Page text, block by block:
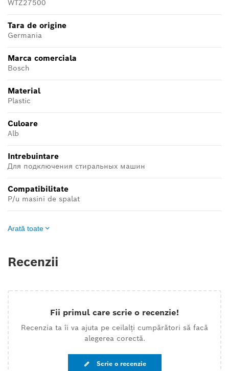
WTZ27500
Tara de origine
Germania
Marca comerciala
Bosch
Material
Plastic
Culoare
Alb
Intrebuintare
Для подключения стиральных машин
Compatibilitate
P/u masini de spalat
Arată toate
Recenzii
Fii primul care scrie o recenzie!
Recenzia ta îi va ajuta pe ceilalți cumpărători să facă
alegerea corectă.
Scrie o recenzie